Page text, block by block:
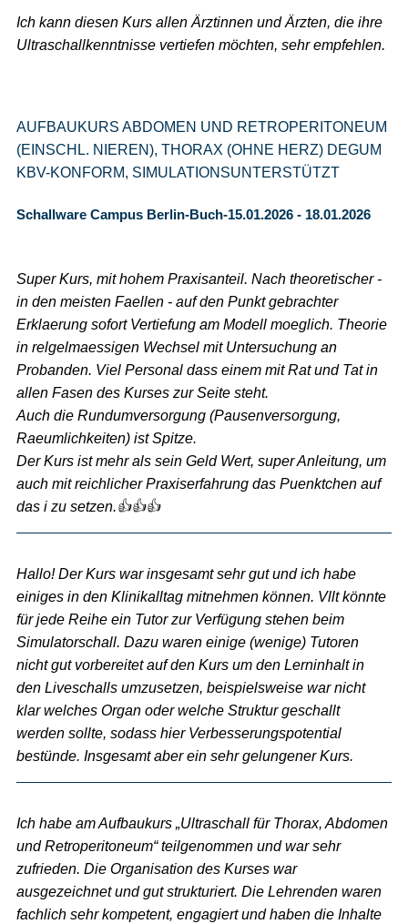
Ich kann diesen Kurs allen Ärztinnen und Ärzten, die ihre
Ultraschallkenntnisse vertiefen möchten, sehr empfehlen.
AUFBAUKURS ABDOMEN UND RETROPERITONEUM
(EINSCHL. NIEREN), THORAX (OHNE HERZ) DEGUM
KBV-KONFORM, SIMULATIONSUNTERSTÜTZT
Schallware Campus Berlin-Buch-15.01.2026 - 18.01.2026
Super Kurs, mit hohem Praxisanteil. Nach theoretischer -
in den meisten Faellen - auf den Punkt gebrachter
Erklaerung sofort Vertiefung am Modell moeglich. Theorie
in relgelmaessigen Wechsel mit Untersuchung an
Probanden. Viel Personal dass einem mit Rat und Tat in
allen Fasen des Kurses zur Seite steht.
Auch die Rundumversorgung (Pausenversorgung,
Raeumlichkeiten) ist Spitze.
Der Kurs ist mehr als sein Geld Wert, super Anleitung, um
auch mit reichlicher Praxiserfahrung das Puenktchen auf
das i zu setzen.👍👍👍
Hallo! Der Kurs war insgesamt sehr gut und ich habe
einiges in den Klinikalltag mitnehmen können. Vllt könnte
für jede Reihe ein Tutor zur Verfügung stehen beim
Simulatorschall. Dazu waren einige (wenige) Tutoren
nicht gut vorbereitet auf den Kurs um den Lerninhalt in
den Liveschalls umzusetzen, beispielsweise war nicht
klar welches Organ oder welche Struktur geschallt
werden sollte, sodass hier Verbesserungspotential
bestünde. Insgesamt aber ein sehr gelungener Kurs.
Ich habe am Aufbaukurs „Ultraschall für Thorax, Abdomen
und Retroperitoneum“ teilgenommen und war sehr
zufrieden. Die Organisation des Kurses war
ausgezeichnet und gut strukturiert. Die Lehrenden waren
fachlich sehr kompetent, engagiert und haben die Inhalte